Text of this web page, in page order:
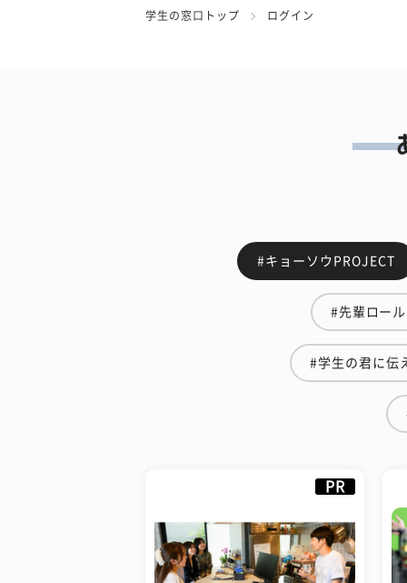
学生の窓口トップ ログイン
#キョーソウPROJECT
#先輩ロー
#学生の君に伝
PR